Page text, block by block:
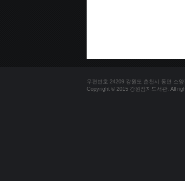
우편번호 24209 강원도 춘천시 동면 소
Copyright © 2015 강원점자도서관. All